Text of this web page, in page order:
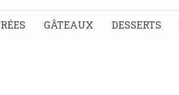
GÂTEAUX DESSERTS